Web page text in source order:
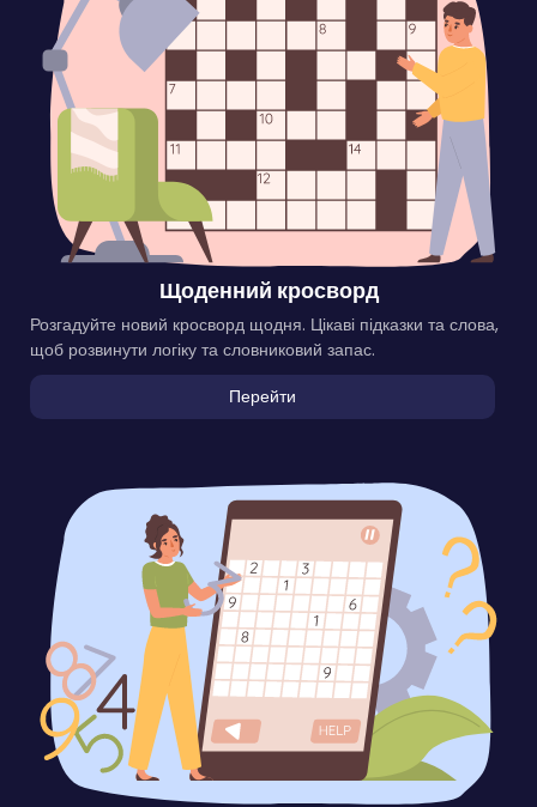
Щоденний кросворд
Розгадуйте новий кросворд щодня. Цікаві підказки та слова,
щоб розвинути логіку та словниковий запас.
Перейти